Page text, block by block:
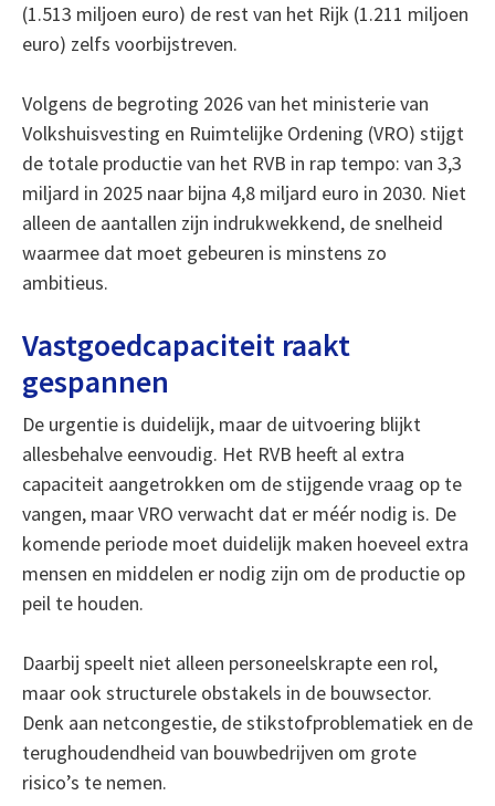
(1.513 miljoen euro) de rest van het Rijk (1.211 miljoen
euro) zelfs voorbijstreven.
Volgens de begroting 2026 van het ministerie van
Volkshuisvesting en Ruimtelijke Ordening (VRO) stijgt
de totale productie van het RVB in rap tempo: van 3,3
miljard in 2025 naar bijna 4,8 miljard euro in 2030. Niet
alleen de aantallen zijn indrukwekkend, de snelheid
waarmee dat moet gebeuren is minstens zo
ambitieus.
Vastgoedcapaciteit raakt
gespannen
De urgentie is duidelijk, maar de uitvoering blijkt
allesbehalve eenvoudig. Het RVB heeft al extra
capaciteit aangetrokken om de stijgende vraag op te
vangen, maar VRO verwacht dat er méér nodig is. De
komende periode moet duidelijk maken hoeveel extra
mensen en middelen er nodig zijn om de productie op
peil te houden.
Daarbij speelt niet alleen personeelskrapte een rol,
maar ook structurele obstakels in de bouwsector.
Denk aan netcongestie, de stikstofproblematiek en de
terughoudendheid van bouwbedrijven om grote
risico’s te nemen.